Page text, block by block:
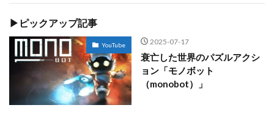
▶ピックアップ記事
YouTube 2025-07-17
衰亡した世界のパズルアクシ
ョン「モノボット
（monobot）」